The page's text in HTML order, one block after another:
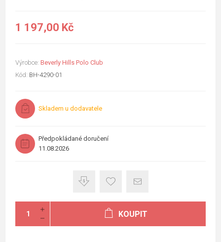
1 197,00 Kč
Výrobce: Beverly Hills Polo Club
Kód: BH-4290-01
Skladem u dodavatele
Předpokládané doručení
11.08.2026
KOUPIT